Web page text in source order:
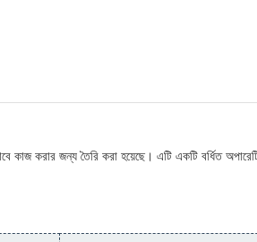
করার জন্য তৈরি করা হয়েছে। এটি একটি বর্ধিত